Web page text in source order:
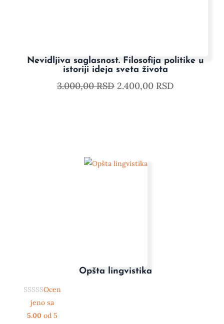
Nevidljiva saglasnost. Filosofija politike u
istoriji ideja sveta života
3.000,00RSD 2.400,00 RSD
Opšta lingvistika
Ocen
jeno sa
5.00od 5